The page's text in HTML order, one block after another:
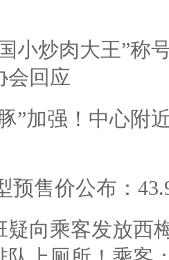
小炒肉大王”称
会回应
”加强！中心附
预售价公布：
疑向乘客发放西